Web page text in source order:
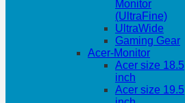
Monitor
(UltraFine)
UltraWide
Gaming Gear
Acer-Monitor
Acer size 18.5
inch
Acer size 19.5